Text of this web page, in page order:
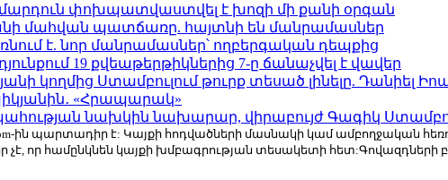
փոխպատվաստվել է խոզի մի քանի օրգան
մահվան պատճառը. հայտնի են մանրամասներ
է. նոր մանրամասներ՝ ողբերգական դեպքից
19 քվեաթերթիկներից 7-ը ճանաչվել է վավեր
կողմից Ստամբուլում թուրք տեսած լինելը. Դանիել
«Հրապարակ»
նախկին նախարար, վիրաբույժ Գագիկ
ին պարտադիր է: Կայքի հոդվածների մասնակի կամ ամբողջական
որ համընկնեն կայքի խմբագրության տեսակետի